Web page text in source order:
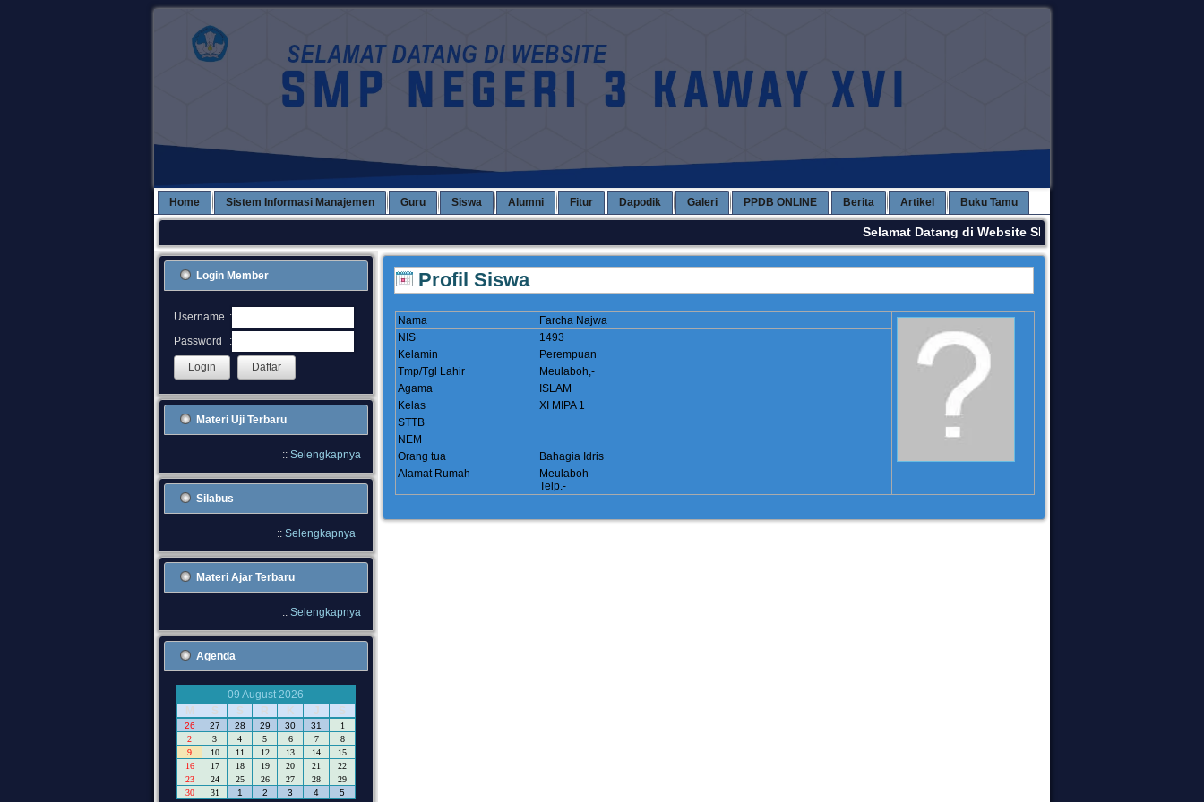
Home Sistem Informasi Manajemen Guru Siswa Alumni Fitur Dapodik Galeri PPDB ONLINE Berita Artikel Buku Tamu
Selamat Datang di Website SMPN 3 KAWAY XVI. Terima
Login Member
Username :
Password
:
Materi Uji Terbaru
:: Selengkapnya
Silabus
:: Selengkapnya
Materi Ajar Terbaru
:: Selengkapnya
Agenda
09 August 2026
M
S S R K J S
26 27 28 29 30 31
1
2
3 4 5 6 7
8
9
10 11 12 13 14
15
16
17 18 19 20 21
22
23
24 25 26 27 28
29
30
31 1 2 3 4 5
Profil Siswa
Nama
Farcha Najwa
NIS
1493
Kelamin
Perempuan
Tmp/Tgl Lahir
Meulaboh,-
Agama
ISLAM
Kelas
XI MIPA 1
STTB
NEM
Orang tua
Bahagia Idris
Alamat Rumah
Meulaboh
Telp.-